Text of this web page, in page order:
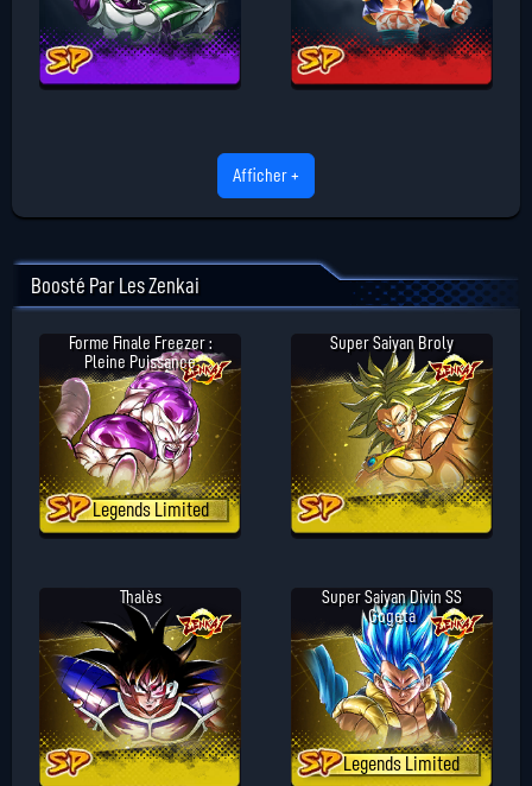
Afficher +
Boosté Par Les Zenkai
Forme Finale Freezer :
Pleine Puissance
Legends Limited
Super Saiyan Broly
Thalès
Super Saiyan Divin SS
Gogeta
Legends Limited